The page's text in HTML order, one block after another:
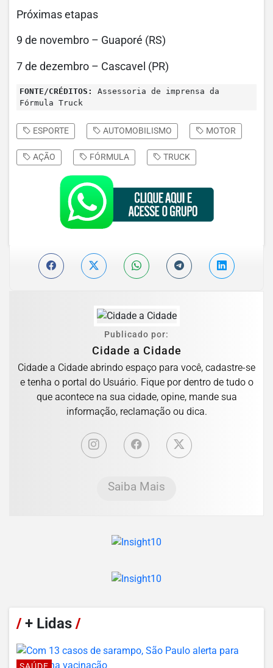
Próximas etapas
9 de novembro – Guaporé (RS)
7 de dezembro – Cascavel (PR)
FONTE/CRÉDITOS:
Assessoria de imprensa da
Fórmula Truck
ESPORTE AUTOMOBILISMO MOTOR
AÇÃO FÓRMULA TRUCK
Publicado por:
Cidade a Cidade
Cidade a Cidade abrindo espaço para você, cadastre-se
e tenha o portal do Usuário. Fique por dentro de tudo o
que acontece na sua cidade, opine, mande sua
informação, reclamação ou dica.
Saiba Mais
/+ Lidas /